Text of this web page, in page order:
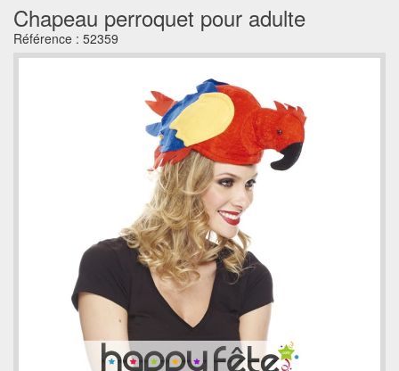
Chapeau perroquet pour adulte
Référence : 52359